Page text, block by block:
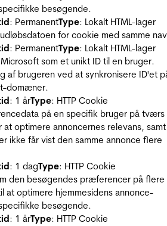
besøgende.
: PermanentType: Lokalt HTML-lager
for cookie med samme
: PermanentType: Lokalt HTML-lager
som et unikt ID til en bruger.
af brugeren ved at synkronisere ID'et
domæner.
: 1 årType: HTTP Cookie
på en specifik bruger på tværs
at optimere annoncernes relevans, samt
ikke får vist den samme annonce flere
: 1 dagType: HTTP Cookie
den besøgendes præferencer på flere
at optimere hjemmesidens annonce-
besøgende.
: 1 årType: HTTP Cookie